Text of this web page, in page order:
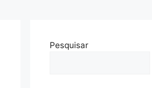
Pesquisar